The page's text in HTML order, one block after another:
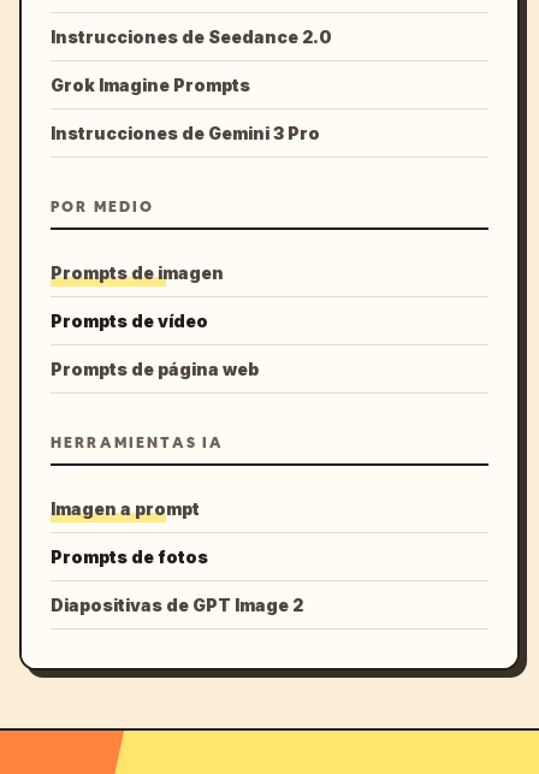
Instrucciones de Seedance 2.0
Grok Imagine Prompts
Instrucciones de Gemini 3 Pro
POR MEDIO
Prompts de imagen
Prompts de vídeo
Prompts de página web
HERRAMIENTAS IA
Imagen a prompt
Prompts de fotos
Diapositivas de GPT Image 2